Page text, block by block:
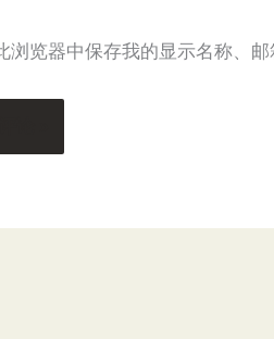
浏览器中保存我的显示名称、